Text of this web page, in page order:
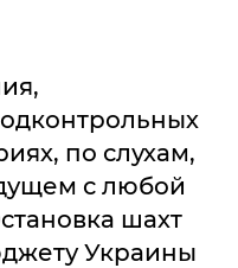
по слухам,
с любой
шахт
Украины